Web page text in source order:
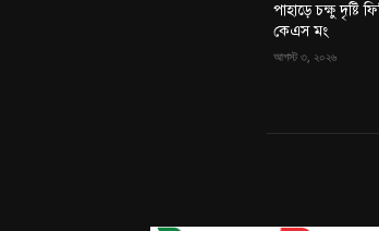
পাহাড়ে চক্ষু দৃষ্টি
কেএস মং
আগস্ট ৩, ২০২৬